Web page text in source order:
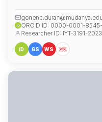
iD ORCID ID: 0000-0001-
Researcher ID: IYT-3191-2023
iD GS WS